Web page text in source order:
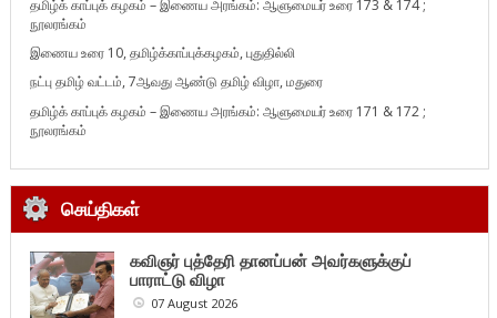
தமிழ்க் காப்புக் கழகம் – இணைய அரங்கம்: ஆளுமையர் உரை 173 & 174 ;
நூலரங்கம்
இணைய உரை 10, தமிழ்க்காப்புக்கழகம், புதுதில்லி
நட்பு தமிழ் வட்டம், 7ஆவது ஆண்டு தமிழ் விழா, மதுரை
தமிழ்க் காப்புக் கழகம் – இணைய அரங்கம்: ஆளுமையர் உரை 171 & 172 ;
நூலரங்கம்
செய்திகள்
கவிஞர் புத்தேரி தானப்பன் அவர்களுக்குப்
பாராட்டு விழா
07 August 2026